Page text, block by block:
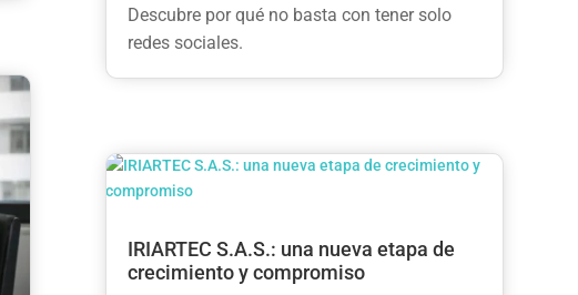
Descubre por qué no basta con tener solo
redes sociales.
IRIARTEC S.A.S.: una nueva etapa de
crecimiento y compromiso